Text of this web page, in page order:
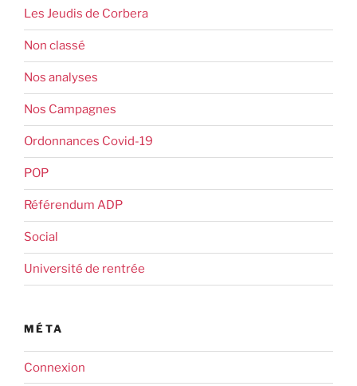
Les Jeudis de Corbera
Non classé
Nos analyses
Nos Campagnes
Ordonnances Covid-19
POP
Référendum ADP
Social
Université de rentrée
MÉTA
Connexion